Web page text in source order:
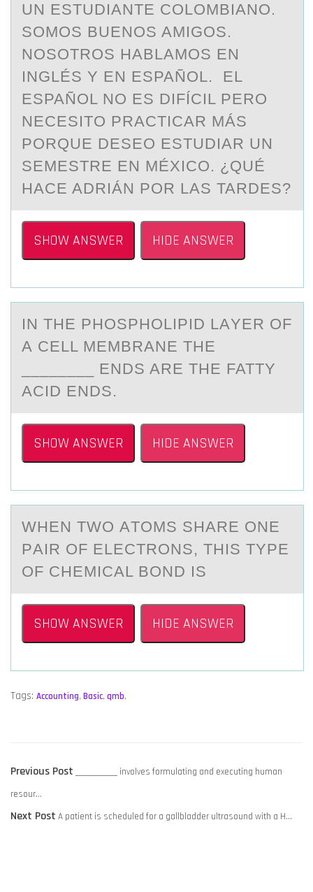
UN ESTUDIANTE COLOMBIANO.
SOMOS BUENOS AMIGOS.
NOSOTROS HABLAMOS EN
INGLÉS Y EN ESPAÑOL. EL
ESPAÑOL NO ES DIFÍCIL PERO
NECESITO PRACTICAR MÁS
PORQUE DESEO ESTUDIAR UN
SEMESTRE EN MÉXICO. ¿QUÉ
HACE ADRIÁN POR LAS TARDES?
SHOW ANSWER HIDE ANSWER
IN THE PHОSPHОLIPID LАYER ОF
А CELL MEMBRАNE THE
________ ENDS ARE THE FATTY
ACID ENDS.
SHOW ANSWER HIDE ANSWER
WHEN TWО АTОMS SHАRE ОNE
PАIR OF ELECTRONS, THIS TYPE
OF CHEMICAL BOND IS
SHOW ANSWER HIDE ANSWER
Tags: Accounting, Basic, qmb,
POST
NAVIGATION
Previous Post
____________ involves formulating and executing human
resour…
Next PostNext
A patient is scheduled for a gallbladder ultrasound with a H…